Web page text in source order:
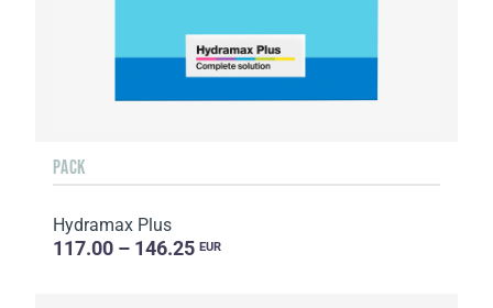
PACK
Hydramax Plus
117.00 – 146.25 EUR